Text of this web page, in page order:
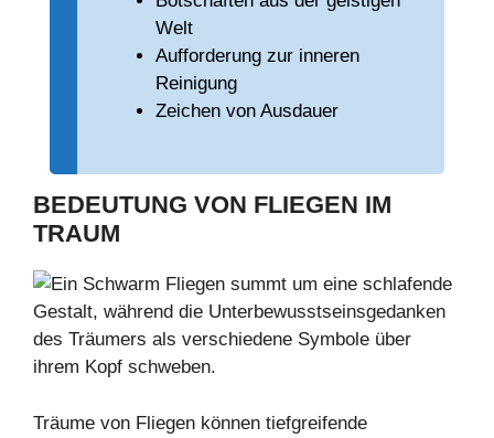
Welt
Aufforderung zur inneren
Reinigung
Zeichen von Ausdauer
BEDEUTUNG VON FLIEGEN IM
TRAUM
Träume von Fliegen können tiefgreifende